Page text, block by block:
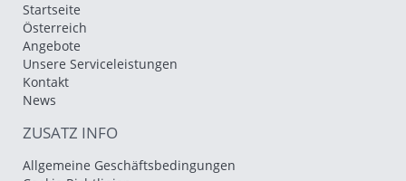
Startseite
Österreich
Angebote
Unsere Serviceleistungen
Kontakt
News
ZUSATZ INFO
Allgemeine Geschäftsbedingungen